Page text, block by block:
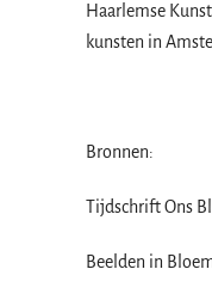
Haarlemse
kunsten in
Bronnen:
Tijdschrift Ons
Beelden in